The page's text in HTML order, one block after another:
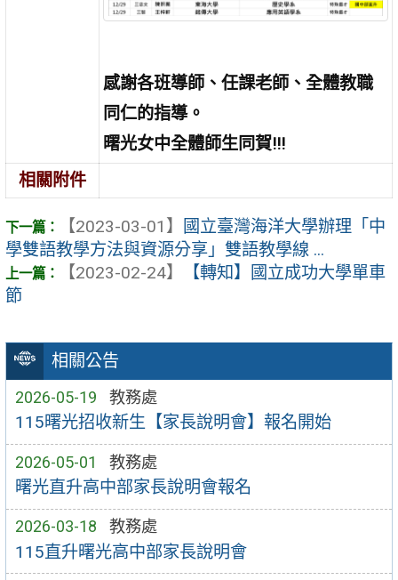
相關公告
2026-05-19 教務處
115曙光招收新生【家長說明會】報名開始
2026-05-01 教務處
曙光直升高中部家長說明會報名
2026-03-18 教務處
115直升曙光高中部家長說明會
感謝各班導師、任課老師、全體教職
同仁的指導。
曙光女中全體師生同賀!!!
相關附件
【2023-03-01】
國立臺灣海洋大學辦理「中
學雙語教學方法與資源分享」雙語教學線 ...
【2023-02-24】
【轉知】國立成功大學單車
節